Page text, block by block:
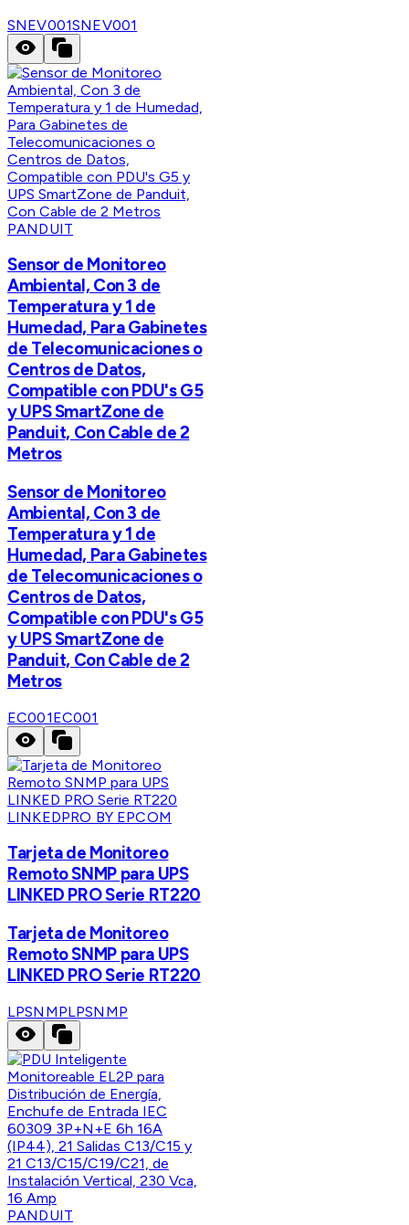
SNEV001SNEV001
PANDUIT
Sensor de Monitoreo
Ambiental, Con 3 de
Temperatura y 1 de
Humedad, Para Gabinetes
de Telecomunicaciones o
Centros de Datos,
Compatible con PDU's G5
y UPS SmartZone de
Panduit, Con Cable de 2
Metros
Sensor de Monitoreo
Ambiental, Con 3 de
Temperatura y 1 de
Humedad, Para Gabinetes
de Telecomunicaciones o
Centros de Datos,
Compatible con PDU's G5
y UPS SmartZone de
Panduit, Con Cable de 2
Metros
EC001EC001
LINKEDPRO BY EPCOM
Tarjeta de Monitoreo
Remoto SNMP para UPS
LINKED PRO Serie RT220
Tarjeta de Monitoreo
Remoto SNMP para UPS
LINKED PRO Serie RT220
LPSNMPLPSNMP
PANDUIT